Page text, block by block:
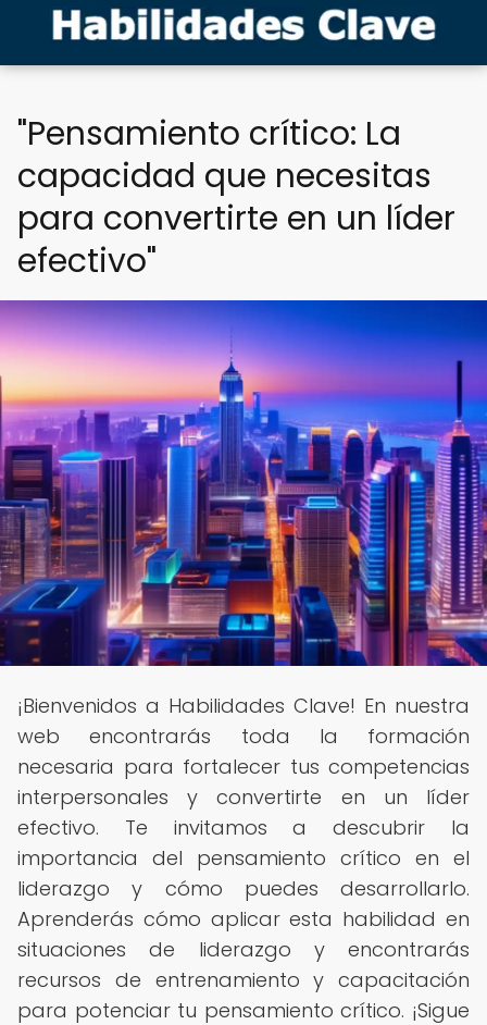
"Pensamiento crítico: La
capacidad que necesitas
para convertirte en un líder
efectivo"
¡Bienvenidos a Habilidades Clave! En nuestra
web encontrarás toda la formación
necesaria para fortalecer tus competencias
interpersonales y convertirte en un líder
efectivo. Te invitamos a descubrir la
importancia del pensamiento crítico en el
liderazgo y cómo puedes desarrollarlo.
Aprenderás cómo aplicar esta habilidad en
situaciones de liderazgo y encontrarás
recursos de entrenamiento y capacitación
para potenciar tu pensamiento crítico. ¡Sigue